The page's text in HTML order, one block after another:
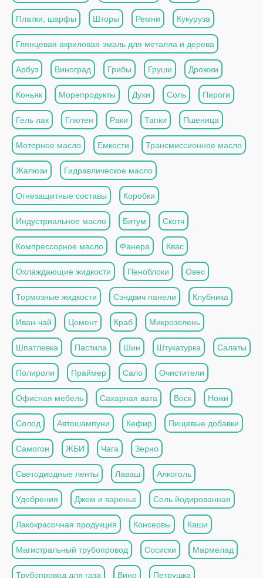
Платки, шарфы Шторы Ремни Кукуруза
Глянцевая акриловая эмаль для металла и дерева
Арбуз Виноград Грибы Груши Дрожжи
Коньяк Морепродукты Духи Соль Пироги
Гель лак Глютен Раки Тапки Пшеница
Моторное масло Емкости Трансмиссионное масло
Жалюзи Гидравлическое масло
Огнезащитные составы Коробки
Индустриальное масло Битум Скотч
Компрессорное масло Фанера Квас
Охлаждающие жидкости Пеноблоки Овес
Тормозные жидкости Сэндвич панели Клубника
Иван-чай Цемент Краб Микрозелень
Шпатлевка Пастила Шин Штукатурка Салаты
Полироли Праймер Сало Очистители
Офисная мебель Сахарная вата Воск Ножи
Солод Автошампуни Кефир Пищевые добавки
Самогон ЖБИ Чага Зерно
Светодиодные ленты Лаваш Алкоголь
Удобрения Джем и варенье Соль йодированная
Лакокрасочная продукция Консервы Каши
Магистральный трубопровод Сосиски Мармелад
Трубопровод для газа Вино Петрушка